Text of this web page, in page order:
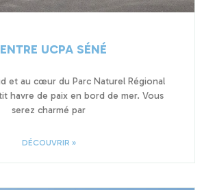
UCPA SÉNÉ
et au cœur du Parc Naturel Régional
havre de paix en bord de mer. Vous
serez charmé par
DÉCOUVRIR »